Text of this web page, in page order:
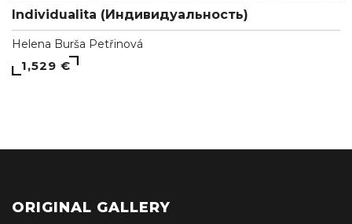
Individualita (Индивидуальность)
Helena Burša Petřinová
1,529 €
ORIGINAL GALLERY